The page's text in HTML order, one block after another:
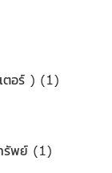
ตอร์ ) (1)
รัพย์ (1)